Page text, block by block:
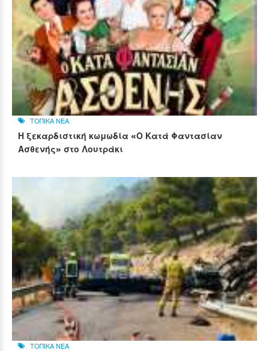
ΤΟΠΙΚΑ ΝΕΑ
Η ξεκαρδιστική κωμωδία «Ο Κατά Φαντασίαν
Ασθενής» στο Λουτράκι
ΤΟΠΙΚΑ ΝΕΑ